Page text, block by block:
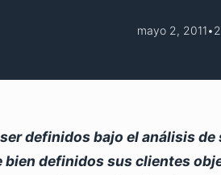
mayo 2, 2011•
definidos bajo el análisis
bien definidos sus clientes